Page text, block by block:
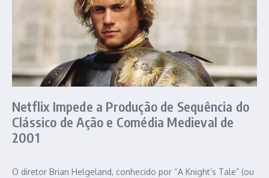
Netflix Impede a Produção de Sequência do
Clássico de Ação e Comédia Medieval de
2001
O diretor Brian Helgeland, conhecido por “A Knight’s Tale” (ou